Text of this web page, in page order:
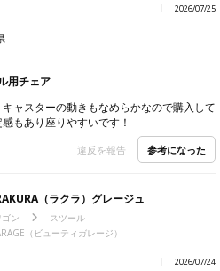
2026/07/25
用チェア
ャスターの動きもなめらかなので購入して
もあり座りやすいです！
違反を報告 参考になった
（ラクラ）グレージュ
ン
スツール
（ビューティガレージ）
2026/07/24